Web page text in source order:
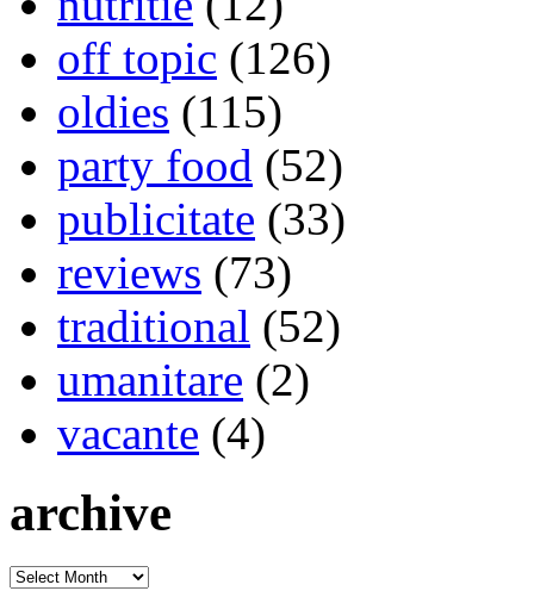
off topic (126)
oldies (115)
party food (52)
publicitate (33)
reviews (73)
traditional (52)
umanitare (2)
vacante (4)
archive